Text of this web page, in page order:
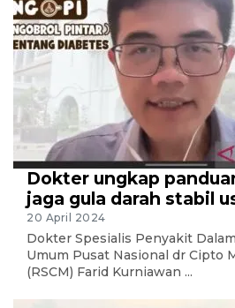
Dokter ungkap
jaga gula darah stabil
20 April 2024
Dokter Spesialis Penyakit
Umum Pusat Nasional dr Cipto
(RSCM) Farid Kurniawan ...